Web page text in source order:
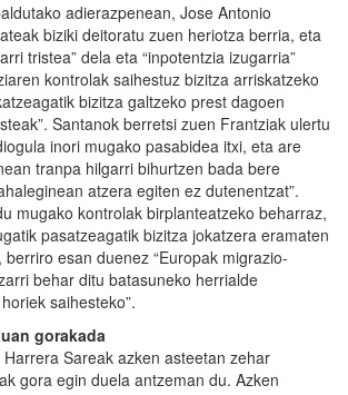
adierazpenean, Jose Antonio
biziki deitoratu zuen heriotza berria, eta
tristea” dela eta “inpotentzia izugarria”
kontrolak saihestuz bizitza arriskatzeko
bizitza galtzeko prest dagoen
Santanok berretsi zuen Frantziak ulertu
inori mugako pasabidea itxi, eta are
tranpa hilgarri bihurtzen bada bere
atzera egiten ez dutenentzat”.
mugako kontrolak birplanteatzeko beharraz,
pasatzeagatik bizitza jokatzera eramaten
esan duenez “Europak migrazio-
behar ditu batasuneko herrialde
saihesteko”.
gorakada
Sareak azken asteetan zehar
gora egin duela antzeman du. Azken